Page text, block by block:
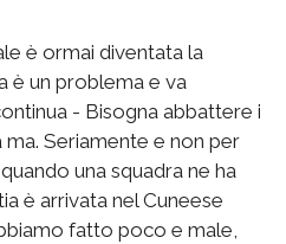
è ormai diventata la
è un problema e va
- Bisogna abbattere i
ma. Seriamente e non per
una squadra ne ha
è arrivata nel Cuneese
fatto poco e male,